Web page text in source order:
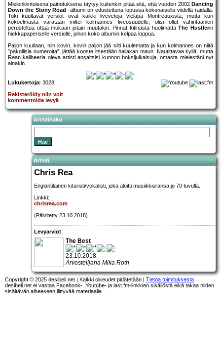
Mielenkiintoisena painotuksena täytyy kuitenkin pitää sitä, että vuoden 2002 Dancing
Down the Stony Road -albumi on edustettuna lopussa kokonaisella viidellä raidalla.
Toki kuultavat versiot ovat kaikki livevetoja vieläpä Montreauxista, mutta kun
kokoelmasta varataan miltei kolmannes liveosuudelle, olisi ollut vähintäänkin
perusteltua ottaa mukaan jotain muutakin. Pinnat kitinästä huolimattaThe Hustlerin
hiekkapaperiselle versiolle, johon koko albumin kelpaa loppua.
Paljon kuullaan, niin kovin, kovin paljon jää silti kuulematta ja kun kolmannes on niitä
”pakollisia numeroita”, jättää kooste itsestään hailakan maun. Nautittavaa kyllä, mutta
Rean kalibeeria oleva artisti ansaitsisi kunnon boksijulkaisuja, omasta mielestäni nyt
ainakin.
Lukukertoja: 3028
Rekisteröidy niin voit
kommentoida levyä
Artistihaku
Artisti
Chris Rea
Englantilainen kitaristi/vokalisti, joka aloitti musiikkiuransa jo 70-luvulla.
Linkki:
chrisrea.com
(Päivitetty 23.10.2018)
Levyarviot
The Best
23.10.2018
Arvostelijana Mika Roth
Copyright © 2025 desibeli.net | Kaikki oikeudet pidätetään | Tietoa toimituksesta
desibeli.net ei vastaa Facebook-, Youtube- ja last.fm-linkkien sisällöstä eikä takaa niiden
sisältävän aiheeseen liittyvää materiaalia.